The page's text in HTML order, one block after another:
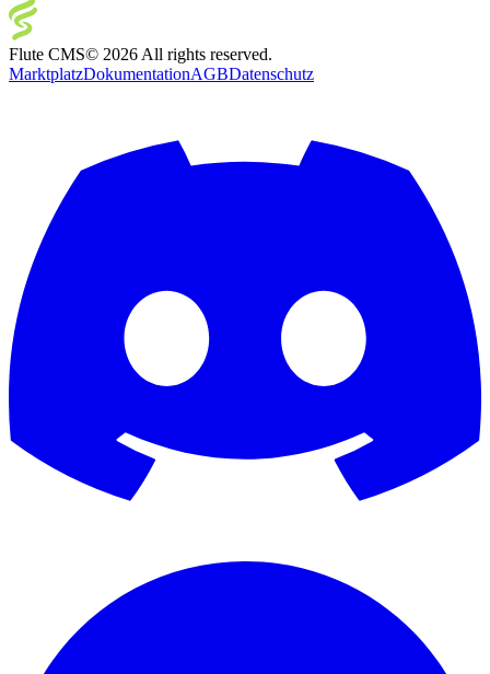
Flute CMS© 2026 All rights reserved.
MarktplatzDokumentationAGBDatenschutz